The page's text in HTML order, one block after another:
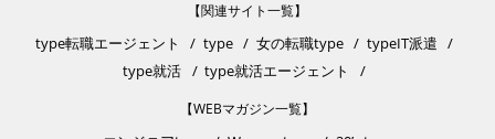
【関連サイト一覧】
type転職エージェント type 女の転職type
typeIT派遣
type就活
type就活エージェント
【WEBマガジン一覧】